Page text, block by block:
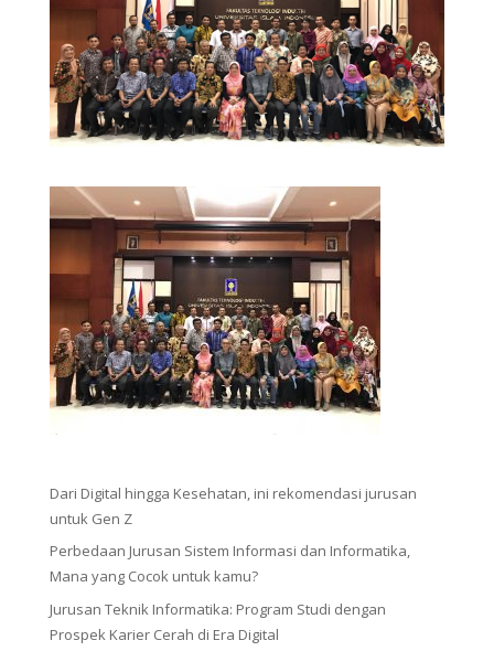
Dari Digital hingga Kesehatan, ini rekomendasi jurusan
untuk Gen Z
Perbedaan Jurusan Sistem Informasi dan Informatika,
Mana yang Cocok untuk kamu?
Jurusan Teknik Informatika: Program Studi dengan
Prospek Karier Cerah di Era Digital